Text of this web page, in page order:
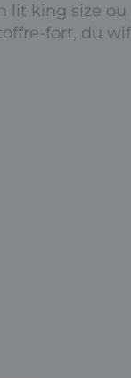
lit king size
fort, du